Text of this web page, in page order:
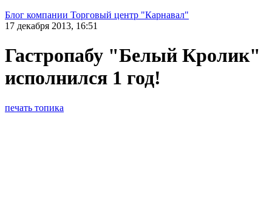
Блог компании Торговый центр "Карнавал"
17 декабря 2013, 16:51
Гастропабу "Белый Кролик"
исполнился 1 год!
печать топика